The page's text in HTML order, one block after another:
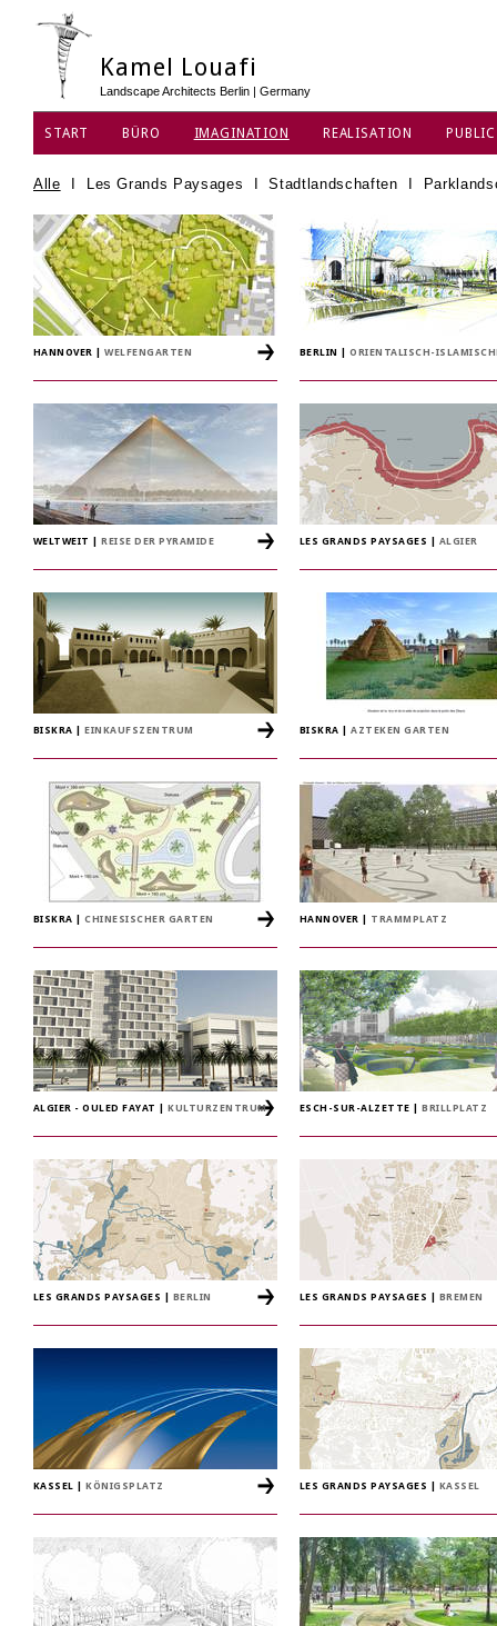
Kamel Louafi
Landscape Architects Berlin | Germany
START BÜRO IMAGINATION REALISATION
DATENSCHUTZ
Alle Les Grands Paysages IStadtlandschaften
HANNOVER |WELFENGARTEN BERLIN |ORIENTALISCH-
WELTWEIT |REISE DER PYRAMIDE LES GRANDS PAYSAGES ALGIER
BISKRA |EINKAUFSZENTRUM BISKRA |AZTEKEN GARTEN
BISKRA |CHINESISCHER GARTEN HANNOVER TRAMMPLATZ
ALGIER - OULED FAYAT |KULTURZENTRUM ESCH-SUR-ALZETTE |BRILLPLATZ
LES GRANDS PAYSAGES BERLIN LES GRANDS PAYSAGES BREMEN
KASSEL |KÖNIGSPLATZ LES GRANDS PAYSAGES KASSEL